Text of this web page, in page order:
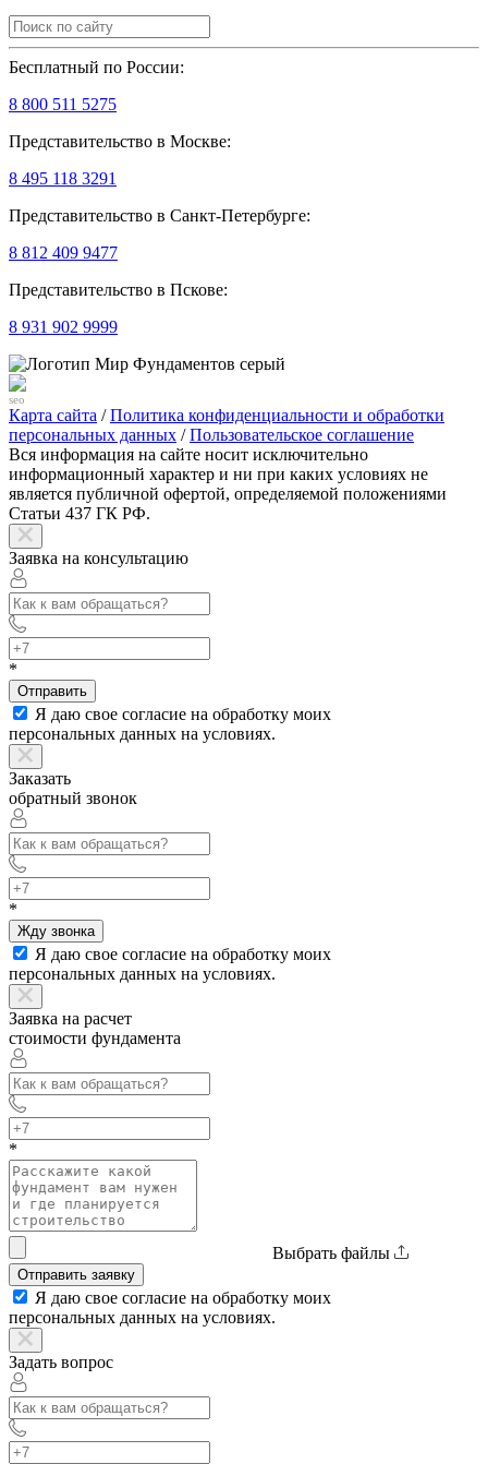
Бесплатный по России:
8 800 511 5275
Представительство в Москве:
8 495 118 3291
Представительство в Санкт-Петербурге:
8 812 409 9477
Представительство в Пскове:
8 931 902 9999
seo
Карта сайта /Политика конфиденциальности и обработки
персональных данных /Пользовательское соглашение
Вся информация на сайте носит исключительно
информационный характер и ни при каких условиях не
является публичной офертой, определяемой положениями
Статьи 437 ГК РФ.
Заявка на консультацию
*
Отправить
Я даю свое согласие на обработку моих
персональных данных на условиях.
Заказать
обратный звонок
*
Жду звонка
Я даю свое согласие на обработку моих
персональных данных на условиях.
Заявка на расчет
стоимости фундамента
*
Выбрать файлы
Отправить заявку
Я даю свое согласие на обработку моих
персональных данных на условиях.
Задать вопрос